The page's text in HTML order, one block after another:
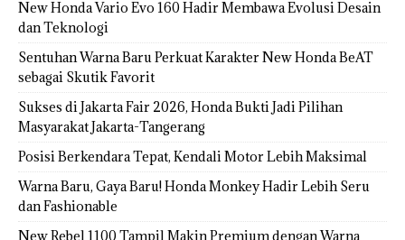
New Honda Vario Evo 160 Hadir Membawa Evolusi Desain
dan Teknologi
Sentuhan Warna Baru Perkuat Karakter New Honda BeAT
sebagai Skutik Favorit
Sukses di Jakarta Fair 2026, Honda Bukti Jadi Pilihan
Masyarakat Jakarta-Tangerang
Posisi Berkendara Tepat, Kendali Motor Lebih Maksimal
Warna Baru, Gaya Baru! Honda Monkey Hadir Lebih Seru
dan Fashionable
New Rebel 1100 Tampil Makin Premium dengan Warna